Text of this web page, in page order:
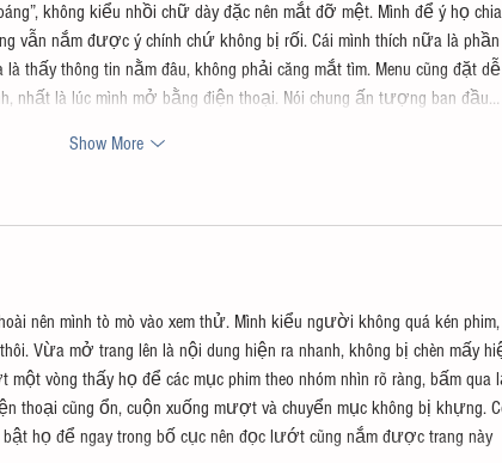
không kiểu nhồi chữ dày đặc nên mắt đỡ mệt. Mình để ý họ
vẫn nắm được ý chính chứ không bị rối. Cái mình thích nữa là phần
thấy thông tin nằm đâu, không phải căng mắt tìm. Menu cũng đặt dễ
nhất là lúc mình mở bằng điện thoại. Nói chung ấn tượng ban đầu…
Show More
nên mình tò mò vào xem thử. Mình kiểu người không quá kén phim,
Vừa mở trang lên là nội dung hiện ra nhanh, không bị chèn mấy
vòng thấy họ để các mục phim theo nhóm nhìn rõ ràng, bấm qua
thoại cũng ổn, cuộn xuống mượt và chuyển mục không bị khựng.
họ để ngay trong bố cục nên đọc lướt cũng nắm được trang này